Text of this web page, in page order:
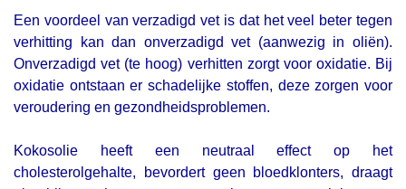
Een voordeel van verzadigd vet is dat het veel beter tegen
verhitting kan dan onverzadigd vet (aanwezig in oliën).
Onverzadigd vet (te hoog) verhitten zorgt voor oxidatie. Bij
oxidatie ontstaan er schadelijke stoffen, deze zorgen voor
veroudering en gezondheidsproblemen.
Kokosolie heeft een neutraal effect op het
cholesterolgehalte, bevordert geen bloedklonters, draagt